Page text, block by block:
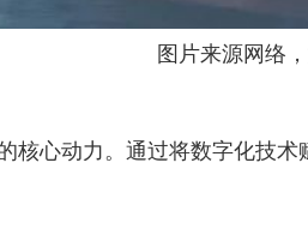
图片来源网络
心动力。通过将数字化技